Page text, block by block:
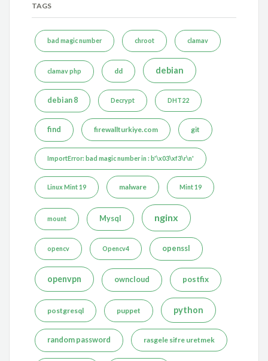
TAGS
bad magic number chroot clamav
clamav php dd debian
debian 8 Decrypt DHT22
find firewallturkiye.com git
ImportError: bad magic number in : b'\x03\xf3\r\n'
Linux Mint 19 malware Mint 19
mount Mysql nginx
opencv Opencv4 openssl
openvpn owncloud postfix
postgresql puppet python
random password rasgele sifre uretmek